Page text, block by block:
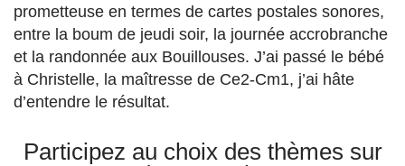
prometteuse en termes de cartes postales sonores,
entre la boum de jeudi soir, la journée accrobranche
et la randonnée aux Bouillouses. J’ai passé le bébé
à Christelle, la maîtresse de Ce2-Cm1, j’ai hâte
d’entendre le résultat.
Participez au choix des thèmes sur